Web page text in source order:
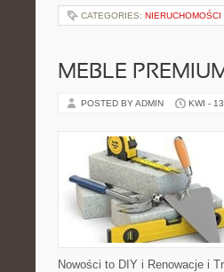
CATEGORIES: NIERUCHOMOŚCI
MEBLE
POSTED BY ADMIN KWI -
Nowości to DIY i Renowacje i